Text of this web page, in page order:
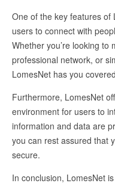
One of the key features of
users to connect with
Whether you’re looking to
professional network, or
LomesNet has you
Furthermore, LomesNet
environment for users to
information and data are
you can rest assured that
secure.
In conclusion, LomesNet